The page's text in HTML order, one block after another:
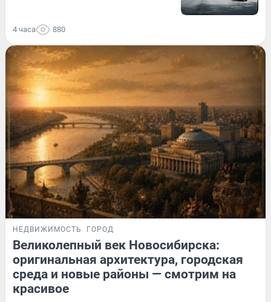
4 часа 880
НЕДВИЖИМОСТЬ ГОРОД
Великолепный век Новосибирска:
оригинальная архитектура, городская
среда и новые районы — смотрим на
красивое